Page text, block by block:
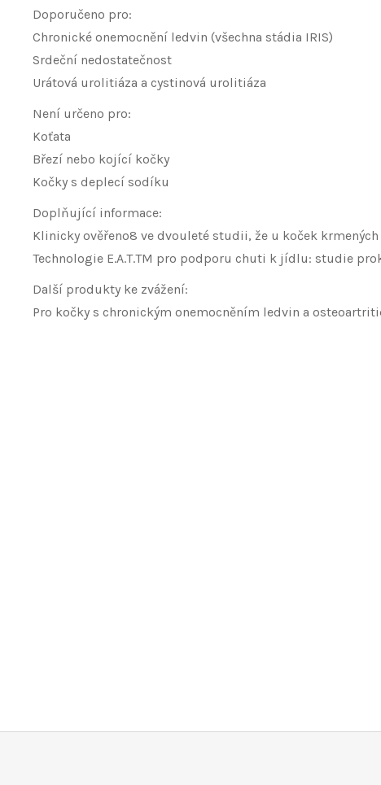
Doporučeno pro:
Chronické onemocnění ledvin (všechna stádia IRIS)
Srdeční nedostatečnost
Urátová urolitiáza a cystinová urolitiáza
Není určeno pro:
Koťata
Březí nebo kojící kočky
Kočky s deplecí sodíku
Doplňující informace:
Klinicky ověřeno8 ve dvouleté studii, že u koček
Technologie E.A.T.TM pro podporu chuti k jídlu: studie
Další produkty ke zvážení:
Pro kočky s chronickým onemocněním ledvin a